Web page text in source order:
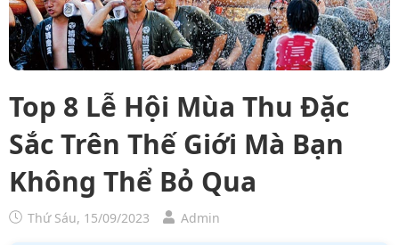
Top 8 Lễ Hội Mùa Thu Đặc
Sắc Trên Thế Giới Mà Bạn
Không Thể Bỏ Qua
Thứ Sáu, 15/09/2023 Admin